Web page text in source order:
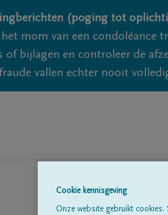
(poging tot
mom van een condoléance
of bijlagen en controleer de
vallen echter nooit
Cookie kennisgeving
Onze website gebruikt